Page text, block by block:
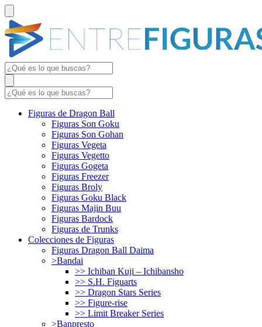
Figuras de Dragon Ball
Figuras Son Goku
Figuras Son Gohan
Figuras Vegeta
Figuras Vegetto
Figuras Gogeta
Figuras Freezer
Figuras Broly
Figuras Goku Black
Figuras Majin Buu
Figuras Bardock
Figuras de Trunks
Colecciones de Figuras
Figuras Dragon Ball Daima
>Bandai
>> Ichiban Kuji – Ichibansho
>> S.H. Figuarts
>> Dragon Stars Series
>> Figure-rise
>> Limit Breaker Series
>Banpresto